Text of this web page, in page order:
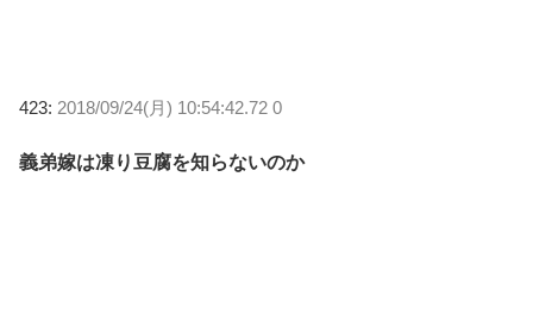
423: 2018/09/24(月) 10:54:42.72 0
義弟嫁は凍り豆腐を知らないのか